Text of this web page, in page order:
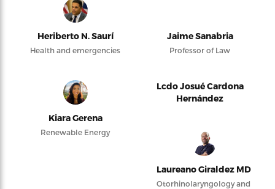
Heriberto N. Saurí
Health and emergencies
Jaime Sanabria
Professor of Law
Kiara Gerena
Renewable Energy
Lcdo Josué Cardona
Hernández
Laureano Giraldez MD
Otorhinolaryngology and